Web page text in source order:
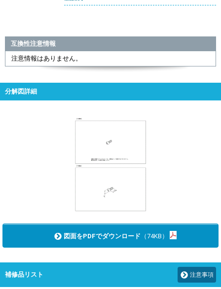
互換性注意情報
注意情報はありません。
分解図詳細
図面をPDFでダウンロード （74KB）
補修品リスト 注意事項